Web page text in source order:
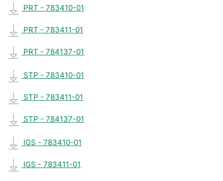
PRT - 783410-01
PRT - 783411-01
PRT - 784137-01
STP - 783410-01
STP - 783411-01
STP - 784137-01
IGS - 783410-01
IGS - 783411-01